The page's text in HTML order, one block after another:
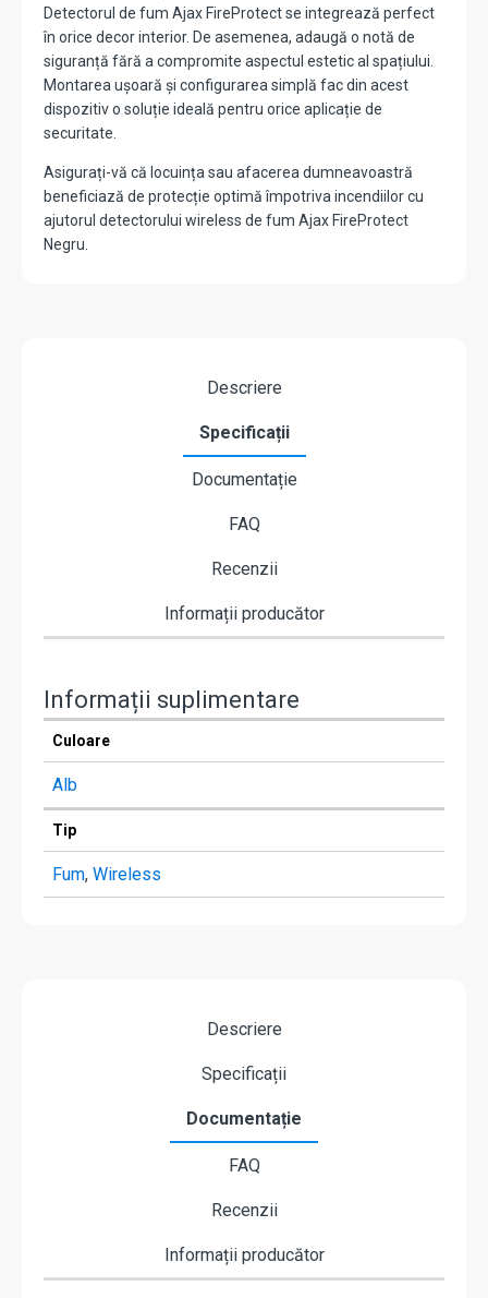
Detectorul de fum Ajax FireProtect se integrează perfect
în orice decor interior. De asemenea, adaugă o notă de
siguranță fără a compromite aspectul estetic al spațiului.
Montarea ușoară și configurarea simplă fac din acest
dispozitiv o soluție ideală pentru orice aplicație de
securitate.
Asigurați-vă că locuința sau afacerea dumneavoastră
beneficiază de protecție optimă împotriva incendiilor cu
ajutorul detectorului wireless de fum Ajax FireProtect
Negru.
Descriere
Specificații
Documentație
FAQ
Recenzii
Informații producător
Informații suplimentare
Culoare
Alb
Tip
Fum, Wireless
Descriere
Specificații
Documentație
FAQ
Recenzii
Informații producător